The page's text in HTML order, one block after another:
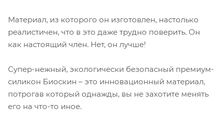
Материал, из которого он изготовлен, настолько
реалистичен, что в это даже трудно поверить. Он
как настоящий член. Нет, он лучше!
Супер-нежный, экологически безопасный премиум-
силикон Биоскин – это инновационный материал,
потрогав который однажды, вы не захотите менять
его на что-то иное.